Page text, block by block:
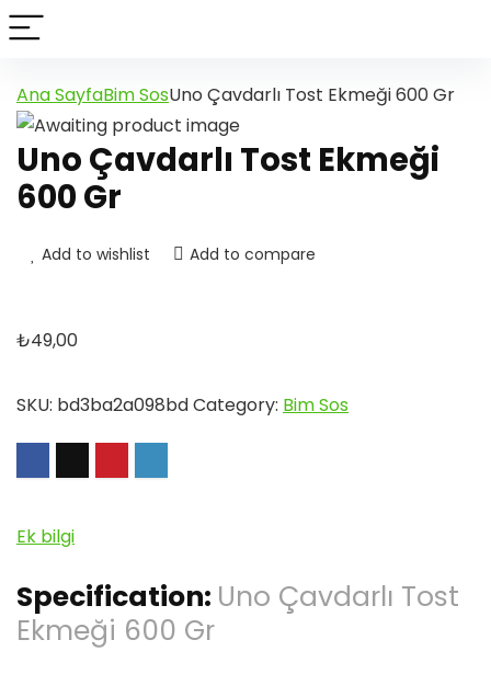
Ana SayfaBim SosUno Çavdarlı Tost Ekmeği 600 Gr
Uno Çavdarlı Tost Ekmeği
600 Gr
Add to wishlist Add to compare
₺49,00
SKU: bd3ba2a098bdCategory: Bim Sos
Ek bilgi
Specification: Uno Çavdarlı Tost
Ekmeği 600 Gr